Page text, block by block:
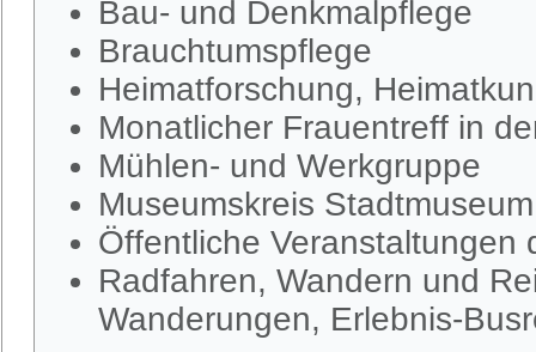
Bau- und Denkmalpflege
Brauchtumspflege
Heimatforschung,
Monatlicher Frauentreff in
Mühlen- und Werkgruppe
Museumskreis
Öffentliche Veranstaltungen
Radfahren, Wandern und
Wanderungen, Erlebnis-